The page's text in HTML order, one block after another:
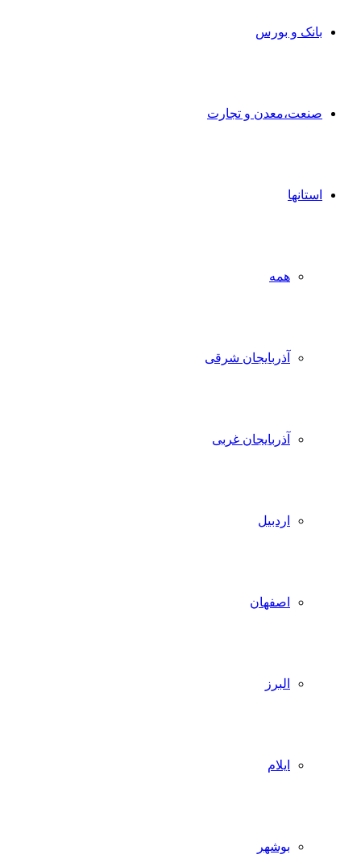
بانک و بورس
صنعت،معدن و تجارت
استانها
همه
آذربایجان شرقی
آذربایجان غربی
اردبیل
اصفهان
البرز
ایلام
بوشهر